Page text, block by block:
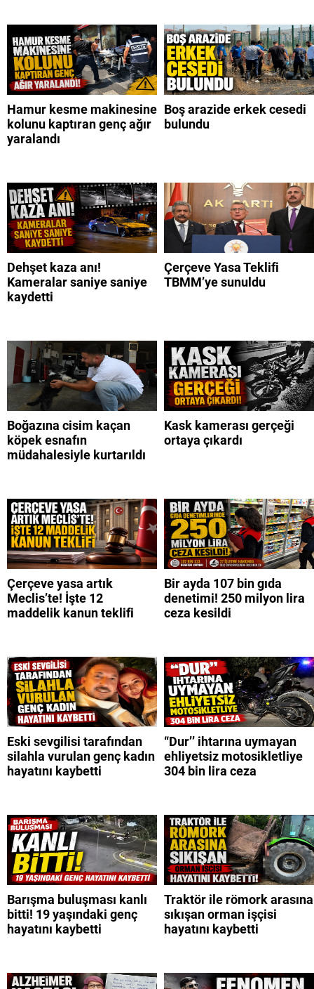
Hamur kesme makinesine
kolunu kaptıran genç ağır
yaralandı
Boş arazide erkek cesedi
bulundu
Dehşet kaza anı!
Kameralar saniye saniye
kaydetti
Çerçeve Yasa Teklifi
TBMM’ye sunuldu
Boğazına cisim kaçan
köpek esnafın
müdahalesiyle kurtarıldı
Kask kamerası gerçeği
ortaya çıkardı
Çerçeve yasa artık
Meclis’te! İşte 12
maddelik kanun teklifi
Bir ayda 107 bin gıda
denetimi! 250 milyon lira
ceza kesildi
Eski sevgilisi tarafından
silahla vurulan genç kadın
hayatını kaybetti
“Dur’’ ihtarına uymayan
ehliyetsiz motosikletliye
304 bin lira ceza
Barışma buluşması kanlı
bitti! 19 yaşındaki genç
hayatını kaybetti
Traktör ile römork arasına
sıkışan orman işçisi
hayatını kaybetti